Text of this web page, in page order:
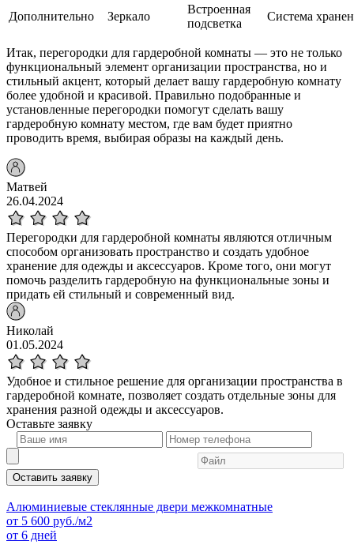
Дополнительно
Зеркало
Встроенная
подсветка
Система
Итак, перегородки для гардеробной комнаты — это не только
функциональный элемент организации пространства, но и
стильный акцент, который делает вашу гардеробную комнату
более удобной и красивой. Правильно подобранные и
установленные перегородки помогут сделать вашу
гардеробную комнату местом, где вам будет приятно
проводить время, выбирая образы на каждый день.
Матвей
26.04.2024
Перегородки для гардеробной комнаты являются отличным
способом организовать пространство и создать удобное
хранение для одежды и аксессуаров. Кроме того, они могут
помочь разделить гардеробную на функциональные зоны и
придать ей стильный и современный вид.
Николай
01.05.2024
Удобное и стильное решение для организации пространства в
гардеробной комнате, позволяет создать отдельные зоны для
хранения разной одежды и аксессуаров.
Оставьте заявку
Оставить заявку
Алюминиевые стеклянные двери межкомнатные
от 5 600 руб./м2
от 6 дней